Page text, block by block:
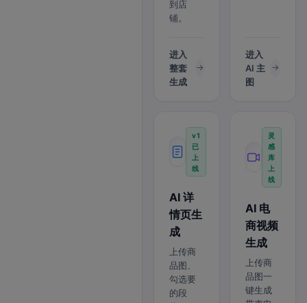
到店
铺。
进入
整套
生成
进入
AI 主
图
v1
已
上
线
AI 详
情页生
成
上传商
品图、
勾选要
的段
灵
感
库
上
线
AI 电
商视频
生成
上传商
品图一
键生成